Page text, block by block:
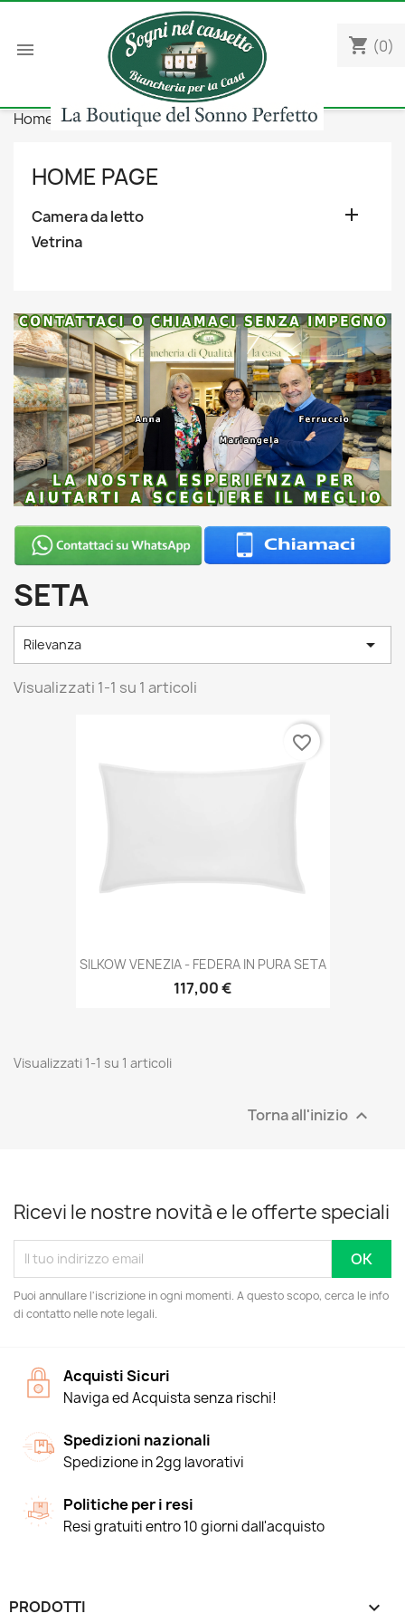
 shopping_cart (0)
Home Camera da letto Federe Seta
HOME PAGE
Camera da letto 
Vetrina
SETA
Rilevanza 
Visualizzati 1-1 su 1 articoli
SILKOW VENEZIA - FEDERA IN PURA SETA
117,00 €
favorite_border
Visualizzati 1-1 su 1 articoli
Torna all'inizio 
Ricevi le nostre novità e le offerte speciali
Puoi annullare l'iscrizione in ogni momenti. A questo scopo, cerca le info
di contatto nelle note legali.
Acquisti Sicuri
Naviga ed Acquista senza rischi!
Spedizioni nazionali
Spedizione in 2gg lavorativi
Politiche per i resi
Resi gratuiti entro 10 giorni dall'acquisto
PRODOTTI 